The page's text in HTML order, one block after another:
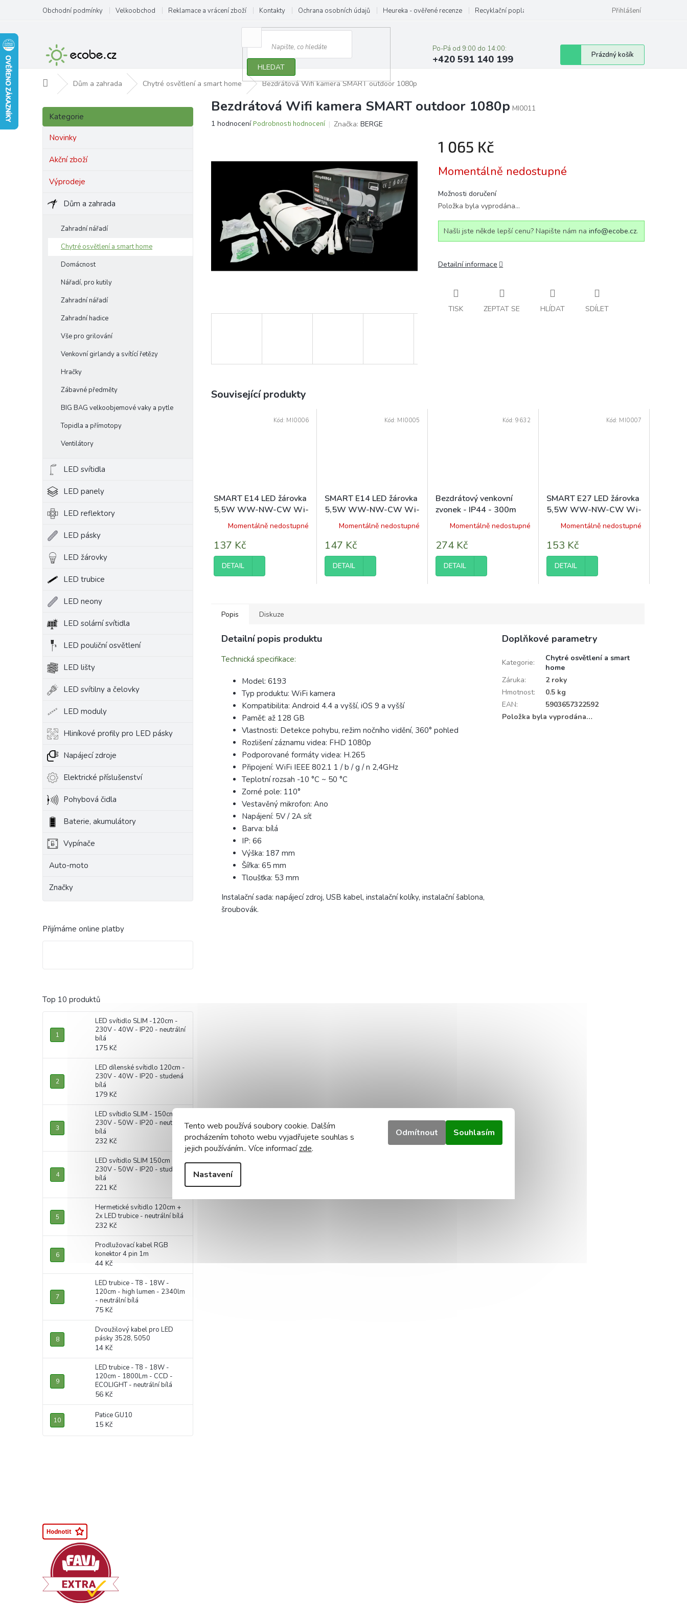
Tento web používá soubory cookie. Dalším
procházením tohoto webu vyjadřujete souhlas s
jejich používáním.. Více informacízde.
Nastavení
Odmítnout Souhlasím
obsah
Obchodní podmínky Velkoobchod Reklamace a vrácení zboží Kontakty Ochrana osobních údajů Heureka - ověřené recenze Recyklační poplatky Přihlášení
HLEDAT
Po-Pá od 9:00 do 14:00:
+420 591 140 199
Nákupní
košík
Prázdný košík
Domů Dům a zahrada Chytré osvětlení a smart home Bezdrátová Wifi kamera SMART outdoor 1080p
P
s
p
Přeskočit
kategorie
Kategorie
Novinky
Akční zboží
Výprodeje
Dům a zahrada
Zahradní nářadí
Chytré osvětlení a smart home
Domácnost
Nářadí, pro kutily
Zahradní nářadí
Zahradní hadice
Vše pro grilování
Venkovní girlandy a svítící řetězy
Hračky
Zábavné předměty
BIG BAG velkoobjemové vaky a pytle
Topidla a přímotopy
Ventilátory
LED svítidla
LED panely
LED reflektory
LED pásky
LED žárovky
LED trubice
LED neony
LED solární svítidla
LED pouliční osvětlení
LED lišty
LED svítilny a čelovky
LED moduly
Hliníkové profily pro LED pásky
Napájecí zdroje
Elektrické příslušenství
Pohybová čidla
Baterie, akumulátory
Vypínače
Auto-moto
Značky
Přijímáme online platby
Top 10 produktů
LED svítidlo SLIM -120cm -
230V - 40W - IP20 - neutrální
bílá
175 Kč
LED dílenské svítidlo 120cm -
230V - 40W - IP20 - studená
bílá
179 Kč
LED svítidlo SLIM - 150cm -
230V - 50W - IP20 - neutrální
bílá
232 Kč
LED svítidlo SLIM 150cm -
230V - 50W - IP20 - studená
bílá
221 Kč
Hermetické svítidlo 120cm +
2x LED trubice - neutrální bílá
232 Kč
Prodlužovací kabel RGB
konektor 4 pin 1m
44 Kč
LED trubice - T8 - 18W -
120cm - high lumen - 2340lm
- neutrální bílá
75 Kč
Dvoužilový kabel pro LED
pásky 3528, 5050
14 Kč
LED trubice - T8 - 18W -
120cm - 1800Lm - CCD -
ECOLIGHT - neutrální bílá
56 Kč
Patice GU10
15 Kč
Bezdrátová Wifi kamera SMART outdoor 1080p MI0011
Průměrné
5,0
1 hodnocení Podrobnosti hodnocení Značka: BERGE
1 065 Kč
cena:
Momentálně nedostupné
Možnosti doručení
Položka byla vyprodána…
Našli jste někde lepší cenu? Napište nám na info@ecobe.cz.
Detailní informace
TISK ZEPTAT SE HLÍDAT SDÍLET
Související produkty
SMART E14 LED žárovka
5,5W WW-NW-CW Wi-
Fi TUYA CCT
Momentálně nedostupné
137 Kč
DETAIL
Kód: MI0006
SMART E14 LED žárovka
5,5W WW-NW-CW Wi-
Fi TUYA CCT
Momentálně nedostupné
147 Kč
DETAIL
Kód: MI0005
Bezdrátový venkovní
zvonek - IP44 - 300m
Momentálně nedostupné
274 Kč
DETAIL
Kód: 9632
SMART E27 LED žárovka
5,5W WW-NW-CW Wi-
Fi TUYA CCT
Momentálně nedostupné
153 Kč
DETAIL
Kód: MI0007
Popis Diskuze
Detailní popis produktu
Technická specifikace:
Model: 6193
Typ produktu: WiFi kamera
Kompatibilita: Android 4.4 a vyšší, iOS 9 a vyšší
Paměť: až 128 GB
Vlastnosti: Detekce pohybu, režim nočního vidění, 360° pohled
Rozlišení záznamu videa: FHD 1080p
Podporované formáty videa: H.265
Připojení: WiFi IEEE 802.1 1 / b / g / n 2,4GHz
Teplotní rozsah -10 °C ~ 50 °C
Zorné pole: 110°
Vestavěný mikrofon: Ano
Napájení: 5V / 2A síť
Barva: bílá
IP: 66
Výška: 187 mm
Šířka: 65 mm
Tloušťka: 53 mm
Instalační sada: napájecí zdroj, USB kabel, instalační kolíky, instalační šablona,
šroubovák.
Doplňkové parametry
Kategorie:
Chytré osvětlení a smart
home
Záruka:
2 roky
Hmotnost:
0.5 kg
EAN:
5903657322592
Položka byla vyprodána…